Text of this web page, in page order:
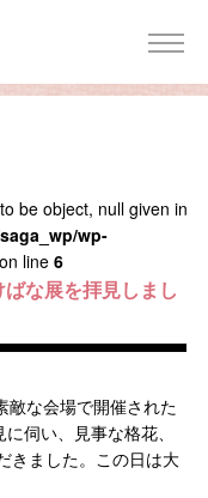
be object, null given in
wp-
on line 6
な展を拝見しまし
な会場で開催された
伺い、見事な格花、
きました。この日は大